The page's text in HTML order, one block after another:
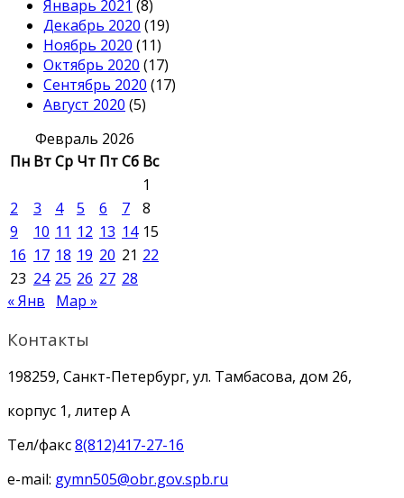
Январь 2021 (8)
Декабрь 2020 (19)
Ноябрь 2020 (11)
Октябрь 2020 (17)
Сентябрь 2020 (17)
Август 2020 (5)
Февраль 2026
Пн ВтСр Чт ПтСб Вс
1
2
3 4 5 6 7
8
9
10 11 12 13 14 15
16 17 18 19 20 21 22
23 24 25 26 27 28
« Янв
Мар »
Контакты
198259, Санкт-Петербург, ул. Тамбасова, дом 26,
корпус 1, литер А
Тел/факс8(812)417-27-16
e-mail: gymn505@obr.gov.spb.ru